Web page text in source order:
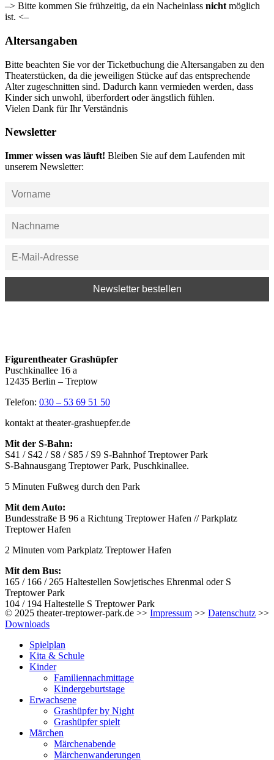
–> Bitte kommen Sie frühzeitig, da ein Nacheinlass nicht möglich
ist. <–
Altersangaben
Bitte beachten Sie vor der Ticketbuchung die Altersangaben zu den
Theaterstücken, da die jeweiligen Stücke auf das entsprechende
Alter zugeschnitten sind. Dadurch kann vermieden werden, dass
Kinder sich unwohl, überfordert oder ängstlich fühlen.
Vielen Dank für Ihr Verständnis
Newsletter
Immer wissen was läuft! Bleiben Sie auf dem Laufenden mit
unserem Newsletter:
Figurentheater Grashüpfer
Puschkinallee 16 a
12435 Berlin – Treptow
Telefon: 030 – 53 69 51 50
kontakt at theater-grashuepfer.de
Mit der S-Bahn:
S41 / S42 / S8 / S85 / S9 S-Bahnhof Treptower Park
S-Bahnausgang Treptower Park, Puschkinallee.
5 Minuten Fußweg durch den Park
Mit dem Auto:
Bundesstraße B 96 a Richtung Treptower Hafen // Parkplatz
Treptower Hafen
2 Minuten vom Parkplatz Treptower Hafen
Mit dem Bus:
165 / 166 / 265 Haltestellen Sowjetisches Ehrenmal oder S
Treptower Park
104 / 194 Haltestelle S Treptower Park
© 2025 theater-treptower-park.de >> Impressum >> Datenschutz >>
Downloads
Spielplan
Kita & Schule
Kinder
Familiennachmittage
Kindergeburtstage
Erwachsene
Grashüpfer by Night
Grashüpfer spielt
Märchen
Märchenabende
Märchenwanderungen